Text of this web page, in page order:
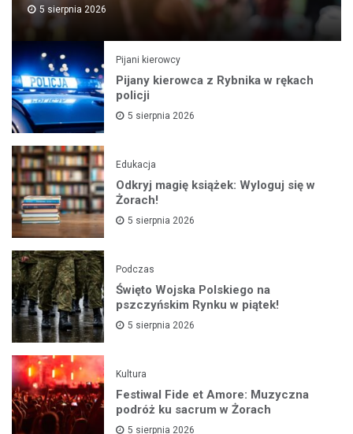
5 sierpnia 2026
Pijani kierowcy
Pijany kierowca z Rybnika w rękach
policji
5 sierpnia 2026
Edukacja
Odkryj magię książek: Wyloguj się w
Żorach!
5 sierpnia 2026
Podczas
Święto Wojska Polskiego na
pszczyńskim Rynku w piątek!
5 sierpnia 2026
Kultura
Festiwal Fide et Amore: Muzyczna
podróż ku sacrum w Żorach
5 sierpnia 2026